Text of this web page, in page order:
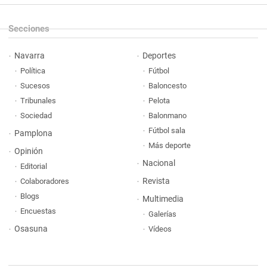
Secciones
Navarra
Política
Sucesos
Tribunales
Sociedad
Pamplona
Opinión
Editorial
Colaboradores
Blogs
Encuestas
Osasuna
Deportes
Fútbol
Baloncesto
Pelota
Balonmano
Fútbol sala
Más deporte
Nacional
Revista
Multimedia
Galerías
Vídeos